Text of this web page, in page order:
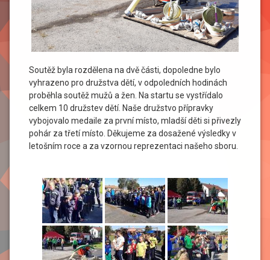
Soutěž byla rozdělena na dvě části, dopoledne bylo
vyhrazeno pro družstva dětí, v odpoledních hodinách
proběhla soutěž mužů a žen. Na startu se vystřídalo
celkem 10 družstev dětí. Naše družstvo přípravky
vybojovalo medaile za první místo, mladší děti si přivezly
pohár za třetí místo. Děkujeme za dosažené výsledky v
letošním roce a za vzornou reprezentaci našeho sboru.